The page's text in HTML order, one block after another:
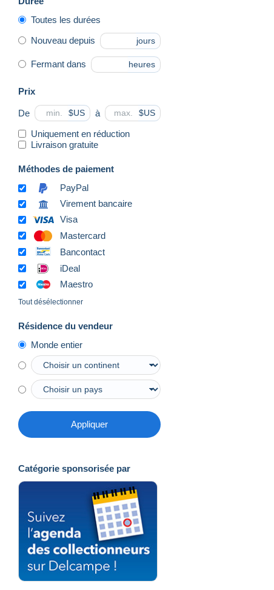
Toutes les durées
Nouveau depuis jours
Fermant dans heures
Prix
De $US à $US
Uniquement en réduction
Livraison gratuite
Méthodes de paiement
PayPal
Virement bancaire
Visa
Mastercard
Bancontact
iDeal
Maestro
Tout désélectionner
Résidence du vendeur
Monde entier
Appliquer
Catégorie sponsorisée par